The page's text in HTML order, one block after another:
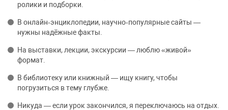
ролики и подборки.
В онлайн‑энциклопедии, научно‑популярные сайты —
нужны надёжные факты.
На выставки, лекции, экскурсии — люблю «живой»
формат.
В библиотеку или книжный — ищу книгу, чтобы
погрузиться в тему глубже.
Никуда — если урок закончился, я переключаюсь на отдых.